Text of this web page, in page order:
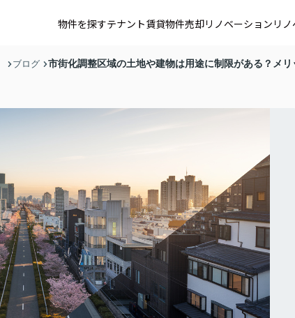
物件を探すテナント賃貸物件売却リノベーション リ
ブログ 市街化調整区域の土地や建物は用途に制限がある？メ